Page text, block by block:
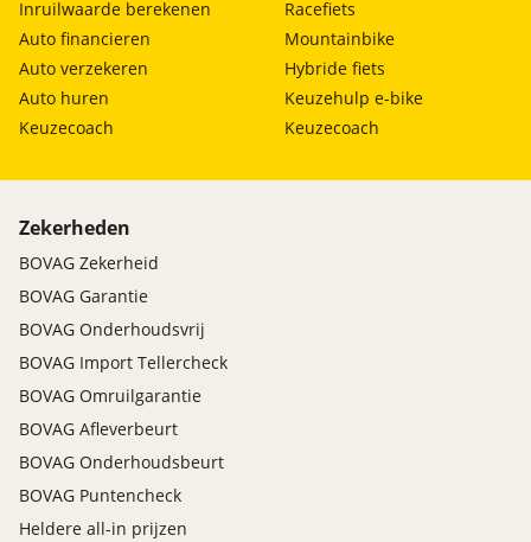
Inruilwaarde berekenen
Auto financieren
Auto verzekeren
Auto huren
Keuzecoach
Racefiets
Mountainbike
Hybride fiets
Keuzehulp e-bike
Keuzecoach
Zekerheden
BOVAG Zekerheid
BOVAG Garantie
BOVAG Onderhoudsvrij
BOVAG Import Tellercheck
BOVAG Omruilgarantie
BOVAG Afleverbeurt
BOVAG Onderhoudsbeurt
BOVAG Puntencheck
Heldere all-in prijzen